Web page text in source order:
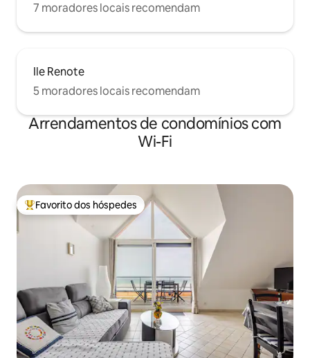
7 moradores locais recomendam
Ile Renote
5 moradores locais recomendam
Arrendamentos de condomínios com
Wi-Fi
Favoritos dos hóspedes mais apreciados
Favorito dos hóspedes